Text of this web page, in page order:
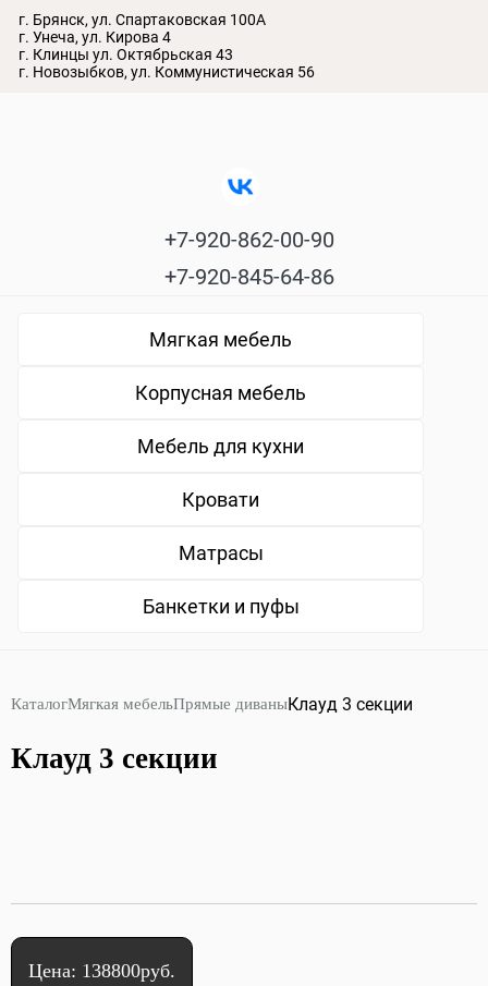
г. Брянск, ул. Спартаковская 100А
г. Унеча, ул. Кирова 4
г. Клинцы ул. Октябрьская 43
г. Новозыбков, ул. Коммунистическая 56
+7-920-862-00-90
+7-920-845-64-86
Мягкая мебель
Корпусная мебель
Мебель для кухни
Кровати
Матрасы
Банкетки и пуфы
КаталогМягкая мебельПрямые диваныКлауд 3 секции
Клауд 3 секции
Цена: 138800руб.